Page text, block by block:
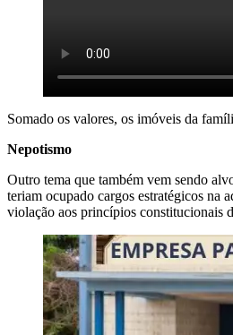
Somado os valores, os imóveis da
Nepotismo
Outro tema que também vem sendo
teriam ocupado cargos estratégicos na
violação aos princípios constitucionais